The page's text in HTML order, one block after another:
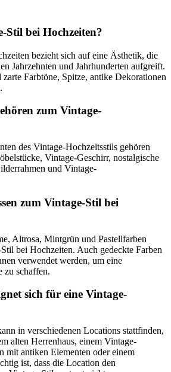
Stil bei Hochzeiten?
bezieht sich auf eine Ästhetik, die
Jahrzehnten und Jahrhunderten aufgreift.
Farbtöne, Spitze, antike Dekorationen
zum Vintage-
des Vintage-Hochzeitsstils gehören
Vintage-Geschirr, nostalgische
und Vintage-
zum Vintage-Stil bei
Altrosa, Mintgrün und Pastellfarben
bei Hochzeiten. Auch gedeckte Farben
verwendet werden, um eine
zu schaffen.
sich für eine Vintage-
in verschiedenen Locations stattfinden,
alten Herrenhaus, einem Vintage-
mit antiken Elementen oder einem
ist, dass die Location den